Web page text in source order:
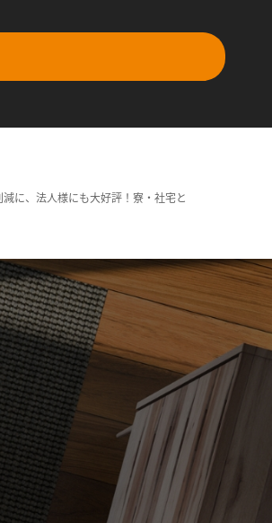
に、法人様にも大好評！寮・社宅と